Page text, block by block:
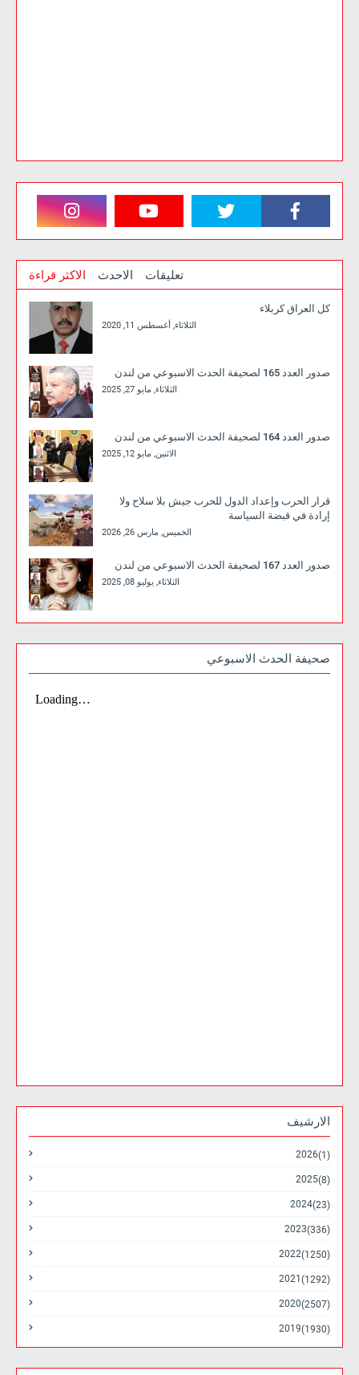
الاكثر قراءة الاحدث تعليقات
كل العراق كربلاء
الثلاثاء, أغسطس 11, 2020
صدور العدد 165 لصحيفة الحدث الاسبوعي من لندن
الثلاثاء, مايو 27, 2025
صدور العدد 164 لصحيفة الحدث الاسبوعي من لندن
الاثنين, مايو 12, 2025
قرار الحرب وإعداد الدول للحرب جيش بلا سلاح ولا
إرادة في قبضة السياسة
الخميس, مارس 26, 2026
صدور العدد 167 لصحيفة الحدث الاسبوعي من لندن
الثلاثاء, يوليو 08, 2025
صحيفة الحدث الاسبوعي
الارشيف
2026 (1)
2025 (8)
2024 (23)
2023 (336)
2022 (1250)
2021 (1292)
2020 (2507)
2019 (1930)